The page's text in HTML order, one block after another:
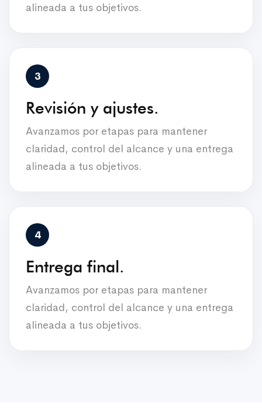
alineada a tus objetivos.
Revisión y ajustes.
Avanzamos por etapas para mantener
claridad, control del alcance y una entrega
alineada a tus objetivos.
Entrega final.
Avanzamos por etapas para mantener
claridad, control del alcance y una entrega
alineada a tus objetivos.